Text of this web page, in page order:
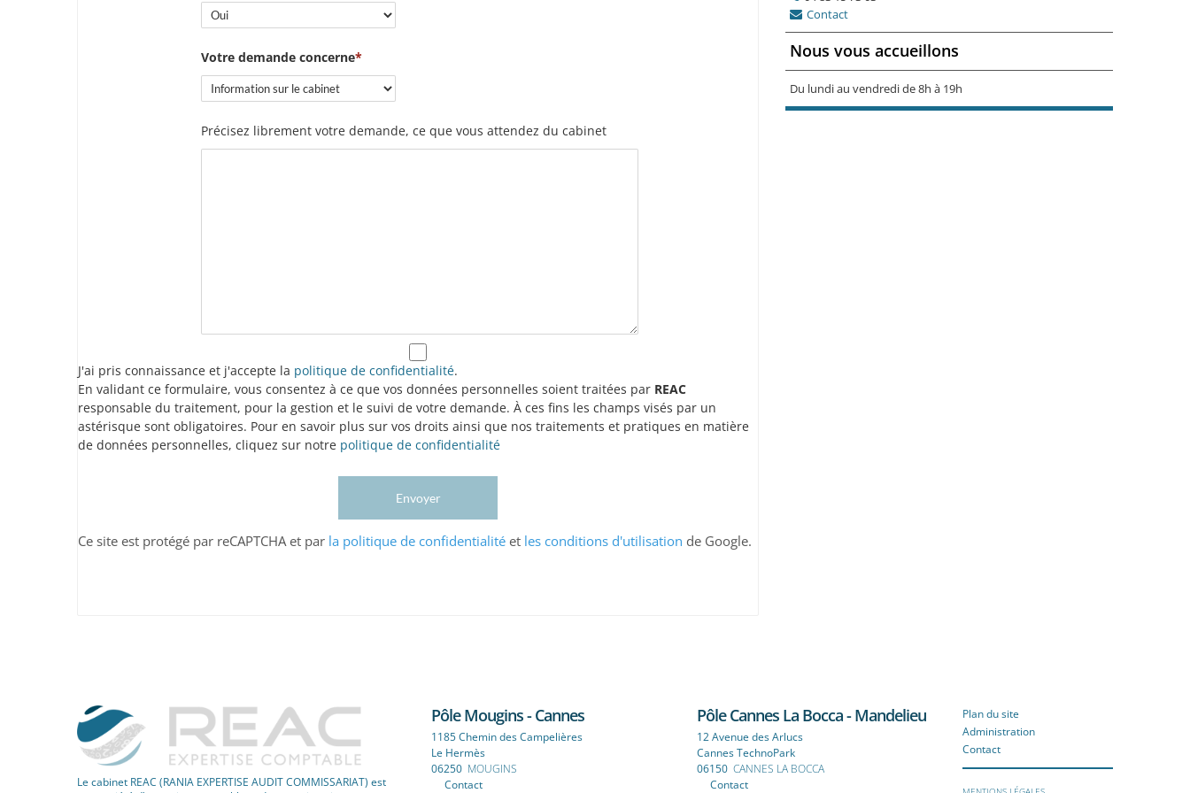
Votre demande concerne
Précisez librement votre demande, ce que vous attendez du cabinet
J'ai pris connaissance et j'accepte la politique de confidentialité.
En validant ce formulaire, vous consentez à ce que vos données personnelles soient traitées par REAC
responsable du traitement, pour la gestion et le suivi de votre demande. À ces fins les champs visés par un
astérisque sont obligatoires. Pour en savoir plus sur vos droits ainsi que nos traitements et pratiques en matière
de données personnelles, cliquez sur notre politique de confidentialité
Envoyer
Ce site est protégé par reCAPTCHA et par la politique de confidentialité et les conditions d'utilisation de Google.
Contact
Nous vous accueillons
Du lundi au vendredi de 8h à 19h
Le cabinet REAC (RANIA EXPERTISE AUDIT COMMISSARIAT) est
Pôle Mougins - Cannes
1185 Chemin des Campelières
Le Hermès
06250 MOUGINS
Contact
Pôle Cannes La Bocca - Mandelieu
12 Avenue des Arlucs
Cannes TechnoPark
06150 CANNES LA BOCCA
Contact
Plan du site
Administration
Contact